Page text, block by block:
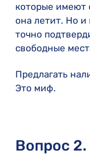
которые имеют
она летит. Но и
точно
свободные
Предлагать
Это миф.
Вопрос 2.